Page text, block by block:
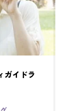
ガイドラ